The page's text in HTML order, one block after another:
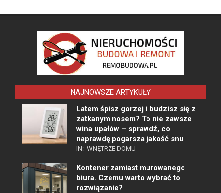
NAJNOWSZE ARTYKUŁY
Latem śpisz gorzej i budzisz się z
zatkanym nosem? To nie zawsze
wina upałów – sprawdź, co
naprawdę pogarsza jakość snu
IN: WNĘTRZE DOMU
Kontener zamiast murowanego
biura. Czemu warto wybrać to
rozwiązanie?